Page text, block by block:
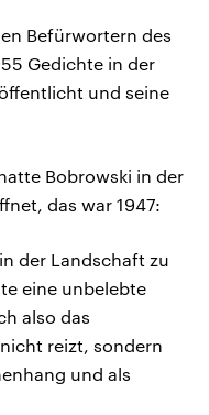
Befürwortern des
Gedichte in der
und seine
Bobrowski in der
das war 1947:
der Landschaft zu
eine unbelebte
also das
reizt, sondern
und als